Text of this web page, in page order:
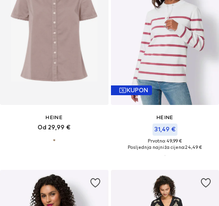
HEINE
Od 29,99 €
KUPON
HEINE
31,49 €
Prvotno: 49,99 €
Posljednja najniža cijena:24,49 €